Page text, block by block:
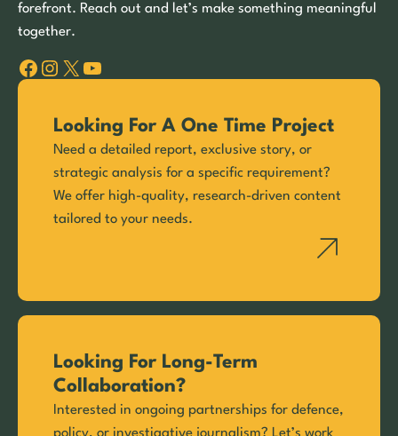
forefront. Reach out and let’s make something meaningful
together.
Facebook Instagram X YouTube
Looking For A One Time Project
Need a detailed report, exclusive story, or
strategic analysis for a specific requirement?
We offer high-quality, research-driven content
tailored to your needs.
Looking For Long-Term
Collaboration?
Interested in ongoing partnerships for defence,
policy, or investigative journalism? Let’s work